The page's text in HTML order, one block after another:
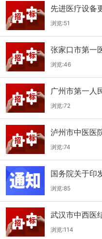
先进医疗设备
购（三次）公
浏览:51
张家口市第一
救治基地手术
目更正公告
浏览:46
广州市第一人
目（2026年第
2026FW-06
浏览:72
泸州市中医医
子胃肠镜系统
浏览:74
国务院关于印
通知
浏览:85
武汉市中西医
目四公开招标
浏览:114